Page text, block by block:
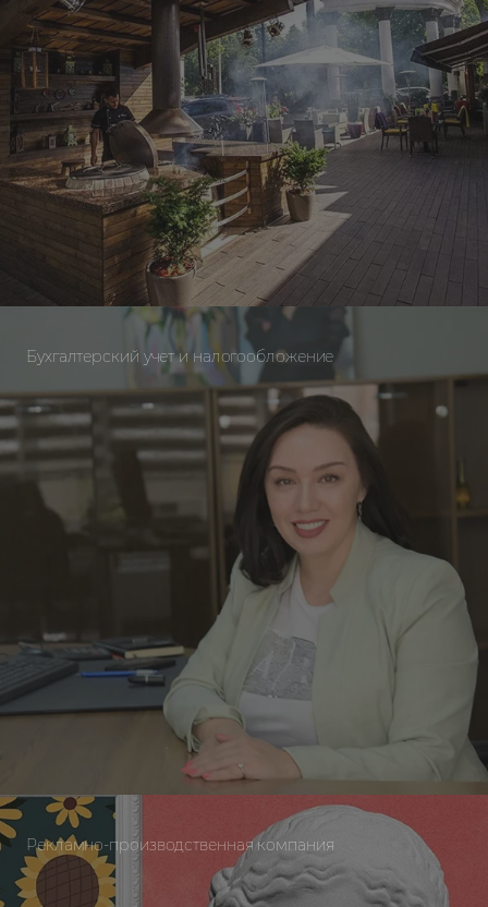
Бухгалтерский учет и налогообложение
Рекламно-производственная компания